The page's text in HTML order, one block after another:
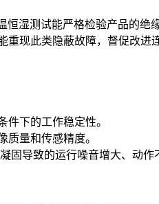
湿测试能严格检验产品的绝
现此类隐蔽故障，督促改进
下的工作稳定性。
量和传感精度。
导致的运行噪音增大、动作